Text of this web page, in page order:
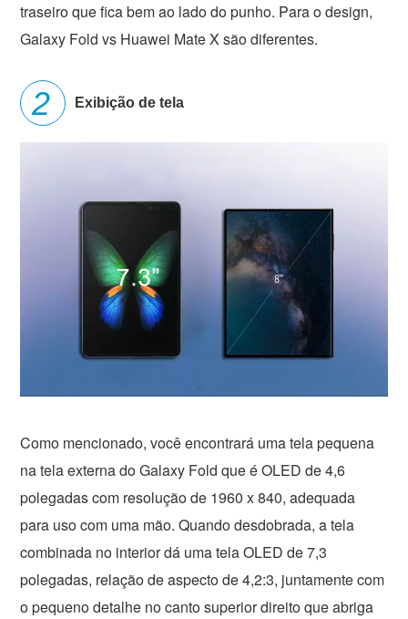
traseiro que fica bem ao lado do punho. Para o design,
Galaxy Fold vs Huawei Mate X são diferentes.
Exibição de tela
Como mencionado, você encontrará uma tela pequena
na tela externa do Galaxy Fold que é OLED de 4,6
polegadas com resolução de 1960 x 840, adequada
para uso com uma mão. Quando desdobrada, a tela
combinada no interior dá uma tela OLED de 7,3
polegadas, relação de aspecto de 4,2:3, juntamente com
o pequeno detalhe no canto superior direito que abriga